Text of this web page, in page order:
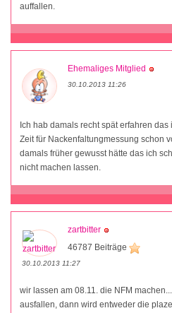
auffallen.
Ehemaliges Mitglied
30.10.2013 11:26
Ich hab damals recht spät erfahren
Zeit für Nackenfaltungmessung schon
damals früher gewusst hätte das ich
nicht machen lassen.
zartbitter
46787 Beiträge
30.10.2013 11:27
wir lassen am 08.11. die NFM
ausfallen, dann wird entweder die